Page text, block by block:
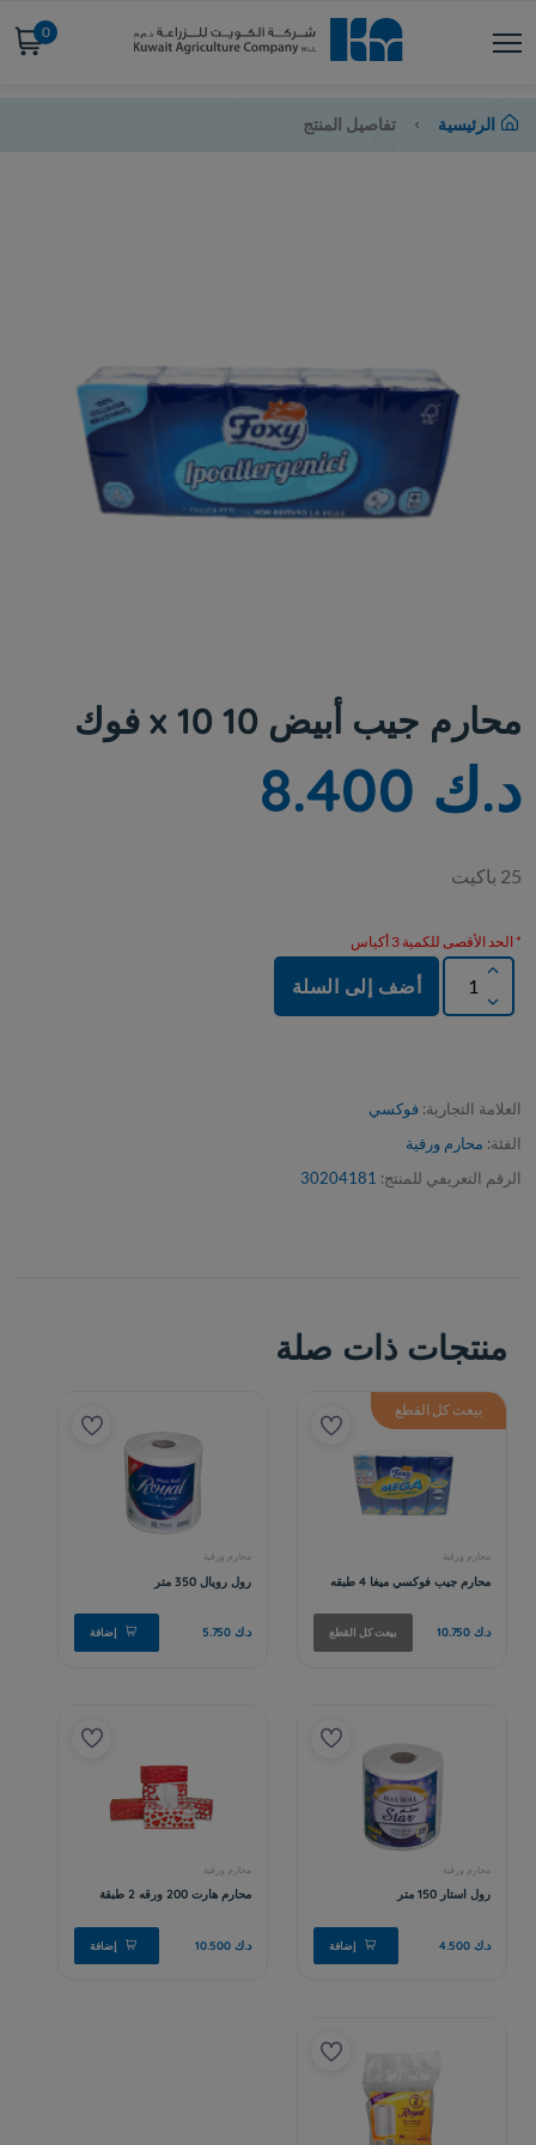
0
الرئيسية تفاصيل المنتج
محارم جيب أبيض 10 x 10 فوك
د.ك 8.400
25 باكيت
* الحد الأقصى للكمية 3 أكياس
أضف إلى السلة
العلامة التجارية: فوكسي
الفئة: محارم ورقية
الرقم التعريفي للمنتج: 30204181
منتجات ذات صلة
بيعت كل القطع